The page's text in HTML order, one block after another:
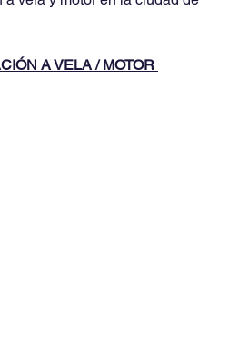
A VELA / MOTOR